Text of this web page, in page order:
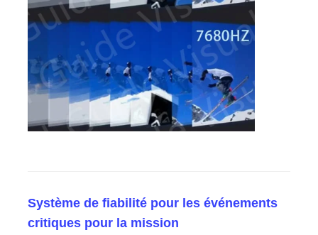
Système de fiabilité pour les événements
critiques pour la mission